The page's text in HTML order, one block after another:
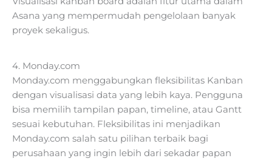
Asana yang mempermudah pengelolaan banyak
proyek sekaligus.
4. Monday.com
Monday.com menggabungkan fleksibilitas Kanban
dengan visualisasi data yang lebih kaya. Pengguna
bisa memilih tampilan papan, timeline, atau Gantt
sesuai kebutuhan. Fleksibilitas ini menjadikan
Monday.com salah satu pilihan terbaik bagi
perusahaan yang ingin lebih dari sekadar papan